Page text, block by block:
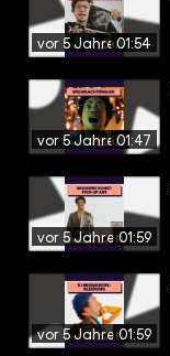
vor 5 Jahren01:54
vor 5 Jahren01:47
vor 5 Jahren01:59
vor 5 Jahren01:59